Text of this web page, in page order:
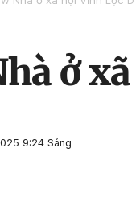
ở
9:24 Sáng